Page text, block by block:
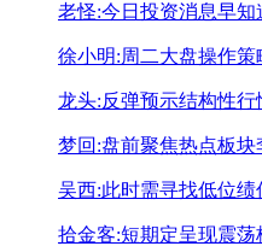
老怪:今日投资消息早知
徐小明:周二大盘操作策
龙头:反弹预示结构性行
梦回:盘前聚焦热点板块
吴西:此时需寻找低位绩
拾金客:短期定呈现震荡